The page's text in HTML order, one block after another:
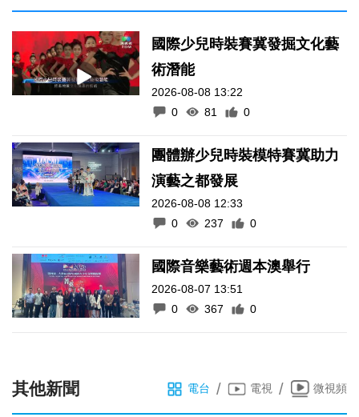
國際少兒時裝賽冀發掘文化藝
術潛能
2026-08-08 13:22
0
81 0
團體辦少兒時裝模特賽冀助力
演藝之都發展
2026-08-08 12:33
0
237 0
國際音樂藝術週本澳舉行
2026-08-07 13:51
0
367 0
其他新聞 電台 / 電視 / 微視頻